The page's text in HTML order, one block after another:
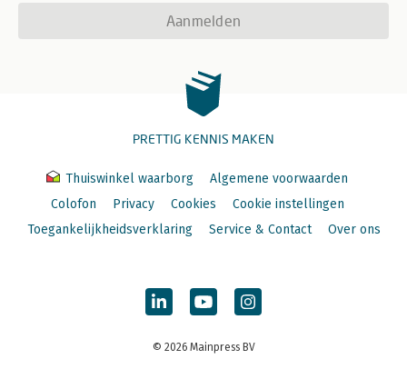
Aanmelden
PRETTIG KENNIS MAKEN
Thuiswinkel waarborg
Algemene voorwaarden
Colofon
Privacy Cookies
Cookie instellingen
Toegankelijkheidsverklaring
Service & Contact Over ons
© 2026 Mainpress BV